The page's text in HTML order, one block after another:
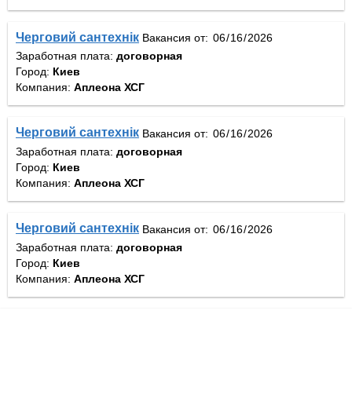
Черговий сантехнік Вакансия от:
Заработная плата: договорная
Город: Киев
Компания: Аплеона ХСГ
Черговий сантехнік Вакансия от:
Заработная плата: договорная
Город: Киев
Компания: Аплеона ХСГ
Черговий сантехнік Вакансия от:
Заработная плата: договорная
Город: Киев
Компания: Аплеона ХСГ